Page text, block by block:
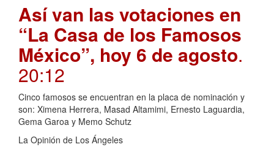
Así van las votaciones en
“La Casa de los Famosos
México”, hoy 6 de agosto.
20:12
Cinco famosos se encuentran en la placa de nominación y
son: Ximena Herrera, Masad Altamimi, Ernesto Laguardia,
Gema Garoa y Memo Schutz
La Opinión de Los Ángeles